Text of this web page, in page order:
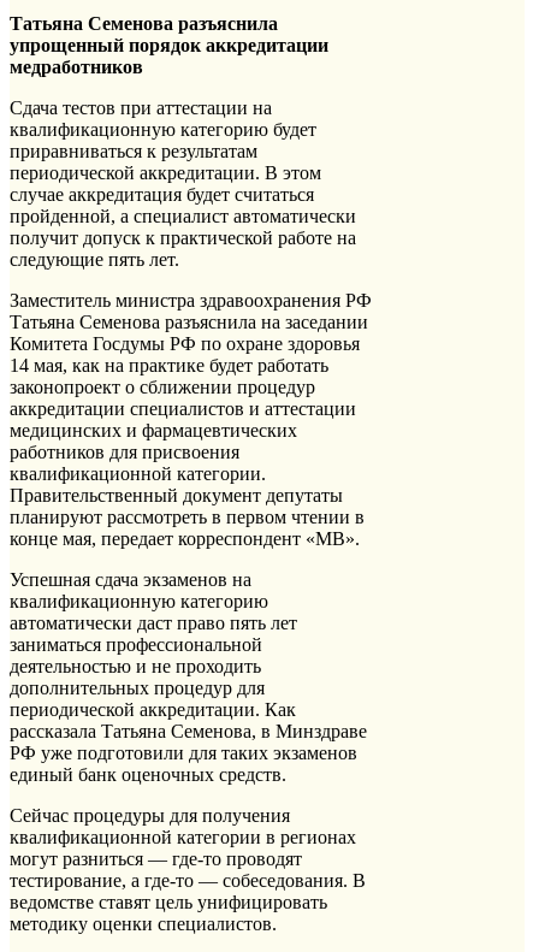
Татьяна Семенова разъяснила
упрощенный порядок аккредитации
медработников
Сдача тестов при аттестации на
квалификационную категорию будет
приравниваться к результатам
периодической аккредитации. В этом
случае аккредитация будет считаться
пройденной, а специалист автоматически
получит допуск к практической работе на
следующие пять лет.
Заместитель министра здравоохранения РФ
Татьяна Семенова разъяснила на заседании
Комитета Госдумы РФ по охране здоровья
14 мая, как на практике будет работать
законопроект о сближении процедур
аккредитации специалистов и аттестации
медицинских и фармацевтических
работников для присвоения
квалификационной категории.
Правительственный документ депутаты
планируют рассмотреть в первом чтении в
конце мая, передает корреспондент «МВ».
Успешная сдача экзаменов на
квалификационную категорию
автоматически даст право пять лет
заниматься профессиональной
деятельностью и не проходить
дополнительных процедур для
периодической аккредитации. Как
рассказала Татьяна Семенова, в Минздраве
РФ уже подготовили для таких экзаменов
единый банк оценочных средств.
Сейчас процедуры для получения
квалификационной категории в регионах
могут разниться — где-то проводят
тестирование, а где-то — собеседования. В
ведомстве ставят цель унифицировать
методику оценки специалистов.